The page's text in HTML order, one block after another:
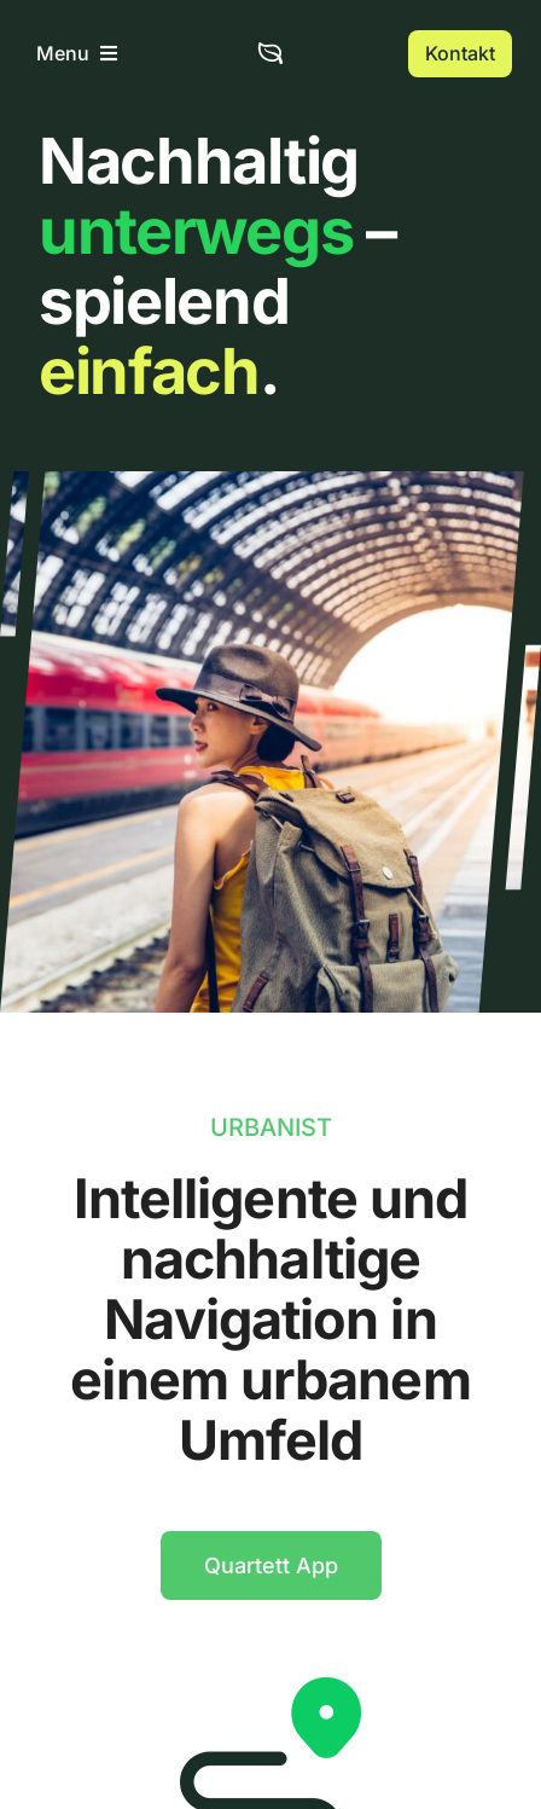
InhaltMenu
Home
Über uns
Urbanlist
Kontakt
Nachhaltig
unterwegs–
spielend
einfach.
URBANIST
Intelligente und
nachhaltige
Navigation in
einem urbanem
Umfeld
Quartett App